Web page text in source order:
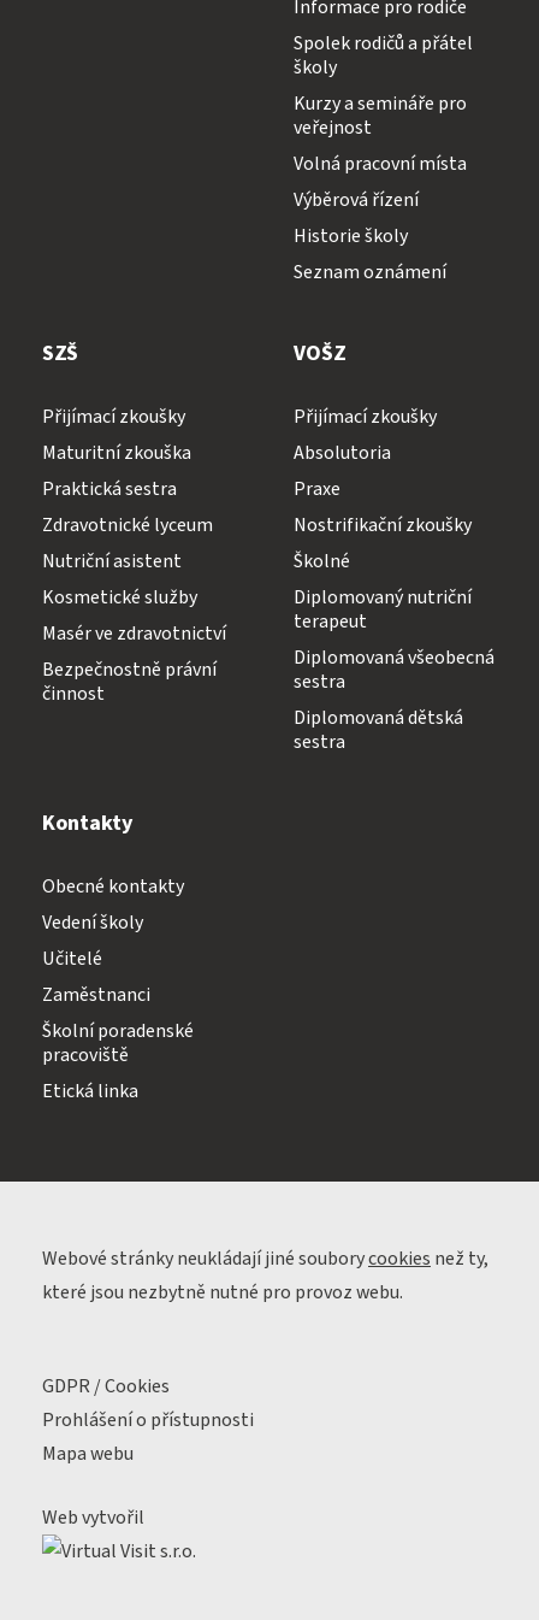
Informace pro rodiče
Spolek rodičů a přátel
školy
Kurzy a semináře pro
veřejnost
Volná pracovní místa
Výběrová řízení
Historie školy
Seznam oznámení
SZŠ
Přijímací zkoušky
Maturitní zkouška
Praktická sestra
Zdravotnické lyceum
Nutriční asistent
Kosmetické služby
Masér ve zdravotnictví
Bezpečnostně právní
činnost
VOŠZ
Přijímací zkoušky
Absolutoria
Praxe
Nostrifikační zkoušky
Školné
Diplomovaný nutriční
terapeut
Diplomovaná všeobecná
sestra
Diplomovaná dětská
sestra
Kontakty
Obecné kontakty
Vedení školy
Učitelé
Zaměstnanci
Školní poradenské
pracoviště
Etická linka
Webové stránky neukládají jiné souborycookies než ty,
které jsou nezbytně nutné pro provoz webu.
GDPR / Cookies
Prohlášení o přístupnosti
Mapa webu
Web vytvořil